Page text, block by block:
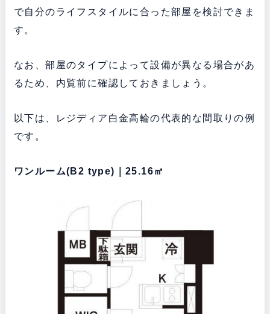
で自分のライフスタイルに合った部屋を検討できま
す。
なお、部屋のタイプによって設備が異なる場合があ
るため、内覧前に確認しておきましょう。
以下は、レジディア白金高輪の代表的な間取りの例
です。
ワンルーム(B2 type)｜25.16㎡